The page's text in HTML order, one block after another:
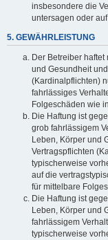
insbesondere die
untersagen oder
5. GEWÄHRLEISTUNG
Der Betreiber
und Gesundheit
(Kardinalpflichten)
fahrlässiges
Folgeschäden wie
Die Haftung ist
grob fahrlässigem
Leben, Körper und
Vertragspflichten
typischerweise
auf die
für mittelbare
Die Haftung ist
Leben, Körper und
fahrlässigem
typischerweise